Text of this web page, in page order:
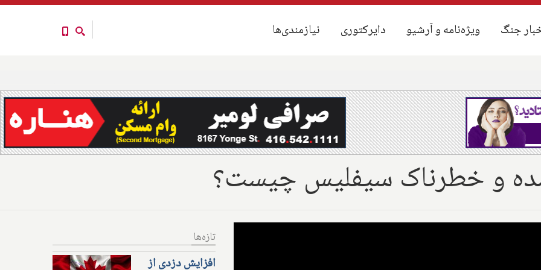
نیازمندی‌ها دایرکتوری ویژه‌نامه و آرشیو جنگ نیازمندی‌ها دایرکتوری ویژه‌نامه و آرشیو جنگ
شده و خطرناک سیفلیس چیست؟
تازه‌ها
افزایش دزدی از